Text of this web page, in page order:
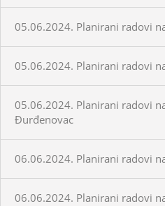
05.06.2024. Planirani radovi
05.06.2024. Planirani radovi
05.06.2024. Planirani radovi
Đurđenovac
06.06.2024. Planirani radovi
06.06.2024. Planirani radovi